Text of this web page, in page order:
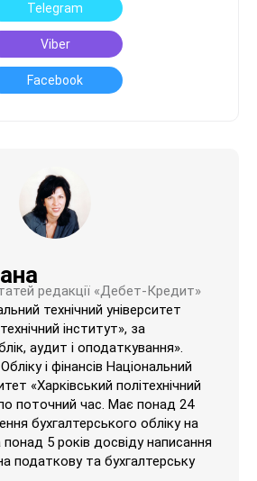
Telegram
Viber
Facebook
редакції «Дебет-Кредит»
технічний університет
інститут», за
аудит і оподаткування».
і фінансів Національний
«Харківський політехнічний
поточний час. Має понад 24
бухгалтерського обліку на
5 років досвіду написання
податкову та бухгалтерську